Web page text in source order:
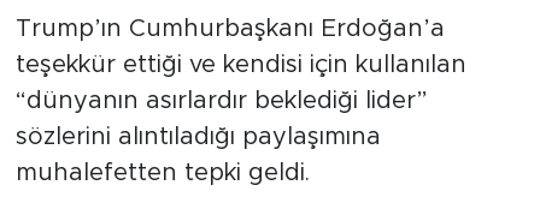
Trump’ın Cumhurbaşkanı Erdoğan’a
teşekkür ettiği ve kendisi için kullanılan
“dünyanın asırlardır beklediği lider”
sözlerini alıntıladığı paylaşımına
muhalefetten tepki geldi.